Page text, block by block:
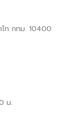
ท กทม. 10400
น.